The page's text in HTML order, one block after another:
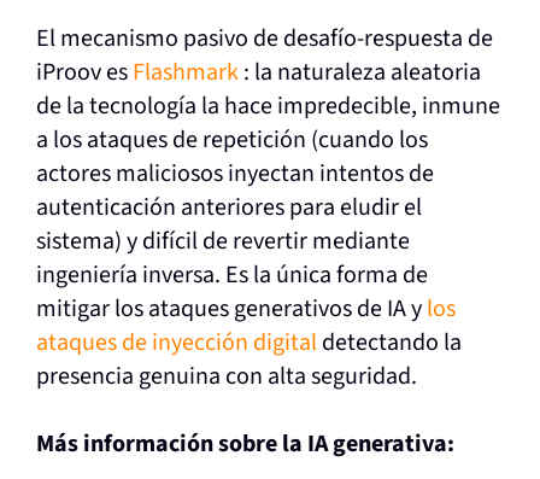
El mecanismo pasivo de desafío-respuesta de
iProov esFlashmark: la naturaleza aleatoria
de la tecnología la hace impredecible, inmune
a los ataques de repetición (cuando los
actores maliciosos inyectan intentos de
autenticación anteriores para eludir el
sistema) y difícil de revertir mediante
ingeniería inversa. Es la única forma de
mitigar los ataques generativos de IA ylos
ataques de inyección digitaldetectando la
presencia genuina con alta seguridad.
Más información sobre la IA generativa: